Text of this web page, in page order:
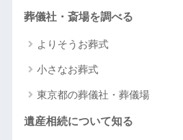
葬儀社・斎場を調べる
よりそうお葬式
小さなお葬式
東京都の葬儀社・葬儀場
遺産相続について知る